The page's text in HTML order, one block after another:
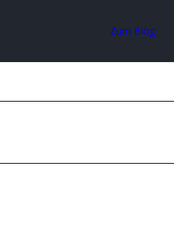
Zum Blog